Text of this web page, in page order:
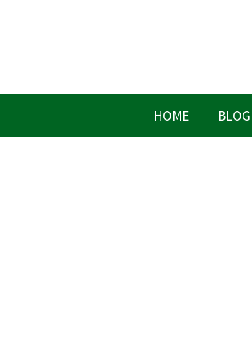
HOME BLOG